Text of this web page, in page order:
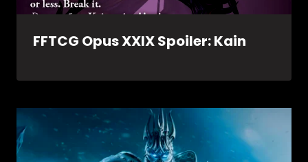
FFTCG Opus XXIX Spoiler: Kain